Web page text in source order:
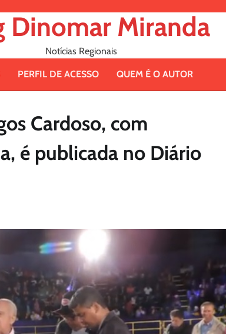
Dinomar Miranda
Notícias Regionais
PERFIL DE ACESSO QUEM É O AUTOR
Cardoso, com
é publicada no Diário